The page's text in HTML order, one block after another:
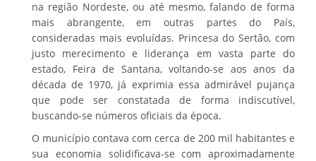
na região Nordeste, ou até mesmo, falando de forma
mais abrangente, em outras partes do País,
consideradas mais evoluídas. Princesa do Sertão, com
justo merecimento e liderança em vasta parte do
estado, Feira de Santana, voltando-se aos anos da
década de 1970, já exprimia essa admirável pujança
que pode ser constatada de forma indiscutível,
buscando-se números oficiais da época.
O município contava com cerca de 200 mil habitantes e
sua economia solidificava-se com aproximadamente